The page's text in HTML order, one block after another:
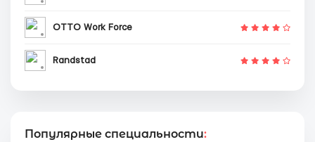
OTTO Work Force
Randstad
Популярные специальности: